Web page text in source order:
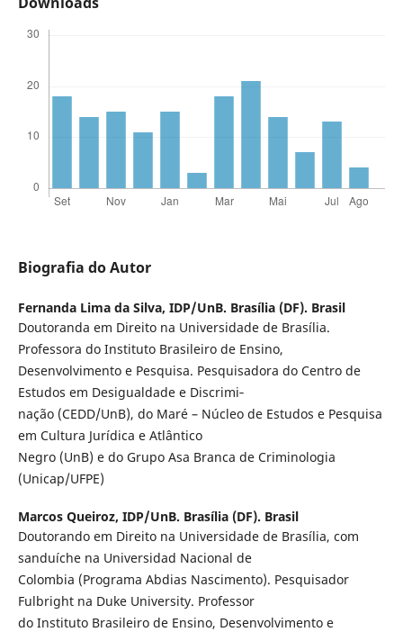
Biografia do Autor
Fernanda Lima da Silva, IDP/UnB. Brasília (DF). Brasil
Doutoranda em Direito na Universidade de Brasília.
Professora do Instituto Brasileiro de Ensino,
Desenvolvimento e Pesquisa. Pesquisadora do Centro de
Estudos em Desigualdade e Discrimi‑
nação (CEDD/UnB), do Maré – Núcleo de Estudos e Pesquisa
em Cultura Jurídica e Atlântico
Negro (UnB) e do Grupo Asa Branca de Criminologia
(Unicap/UFPE)
Marcos Queiroz, IDP/UnB. Brasília (DF). Brasil
Doutorando em Direito na Universidade de Brasília, com
sanduíche na Universidad Nacional de
Colombia (Programa Abdias Nascimento). Pesquisador
Fulbright na Duke University. Professor
do Instituto Brasileiro de Ensino, Desenvolvimento e